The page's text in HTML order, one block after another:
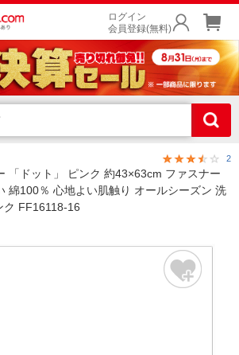
ログイン
会員登録(無料)
2
「ドット」 ピンク 約43×63cm ファスナー
綿100％ 心地よい肌触り オールシーズン 洗
ク FF16118-16